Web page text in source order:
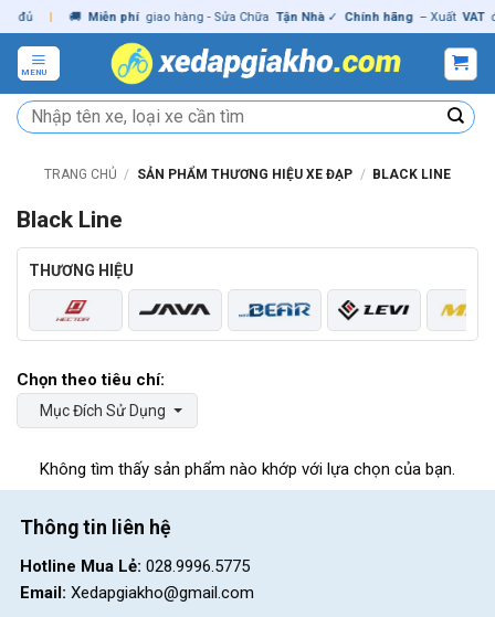
Skip
to
content
🚚 Miễn phí giao hàng - Sửa Chữa Tận Nhà ✓ Chính hãng – Xuất VAT đầy đủ
MENU
Tìm
kiếm:
TRANG CHỦ / SẢN PHẨM THƯƠNG HIỆU XE ĐẠP / BLACK LINE
Black Line
THƯƠNG HIỆU
Mục Đích Sử Dụng
Không tìm thấy sản phẩm nào khớp với lựa chọn của bạn.
Thông tin liên hệ
Hotline Mua Lẻ: 028.9996.5775
Email: Xedapgiakho@gmail.com